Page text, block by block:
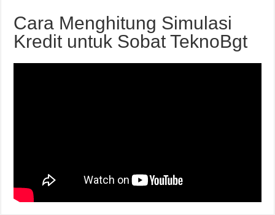
Cara Menghitung Simulasi
Kredit untuk Sobat TeknoBgt